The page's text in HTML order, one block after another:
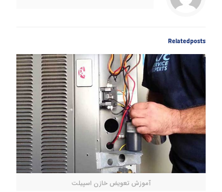
Related posts
آموزش تعویض خازن اسپیلت